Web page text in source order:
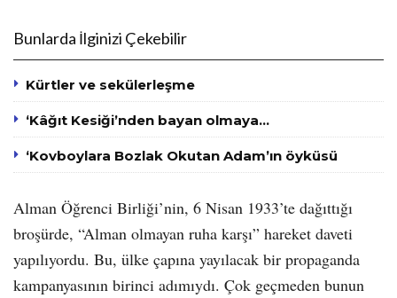
Bunlarda İlginizi Çekebilir
Kürtler ve sekülerleşme
‘Kâğıt Kesiği’nden bayan olmaya…
‘Kovboylara Bozlak Okutan Adam’ın öyküsü
Alman Öğrenci Birliği’nin, 6 Nisan 1933’te dağıttığı
broşürde, “Alman olmayan ruha karşı” hareket daveti
yapılıyordu. Bu, ülke çapına yayılacak bir propaganda
kampanyasının birinci adımıydı. Çok geçmeden bunun